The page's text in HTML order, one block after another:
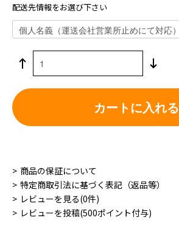
配送先情報をお選び下さい
カートに入れる
商品の保証について
特定商取引法に基づく表記（返品等）
レビューを見る(0件)
レビューを投稿(500ポイント付与)